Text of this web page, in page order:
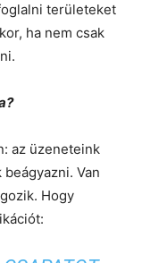
területeket
ha nem csak
az üzeneteink
Van
Hogy